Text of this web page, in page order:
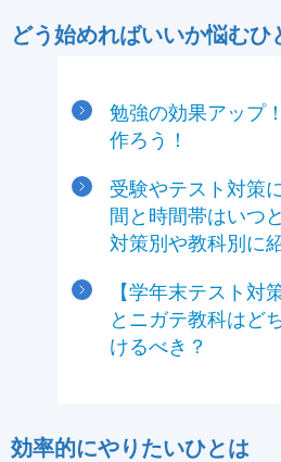
どう始めればいいか悩むひ
勉強の効果アップ
作ろう！
受験やテスト対策
間と時間帯はいつ
対策別や教科別に
【学年末テスト対
とニガテ教科はど
けるべき？
効率的にやりたいひとは